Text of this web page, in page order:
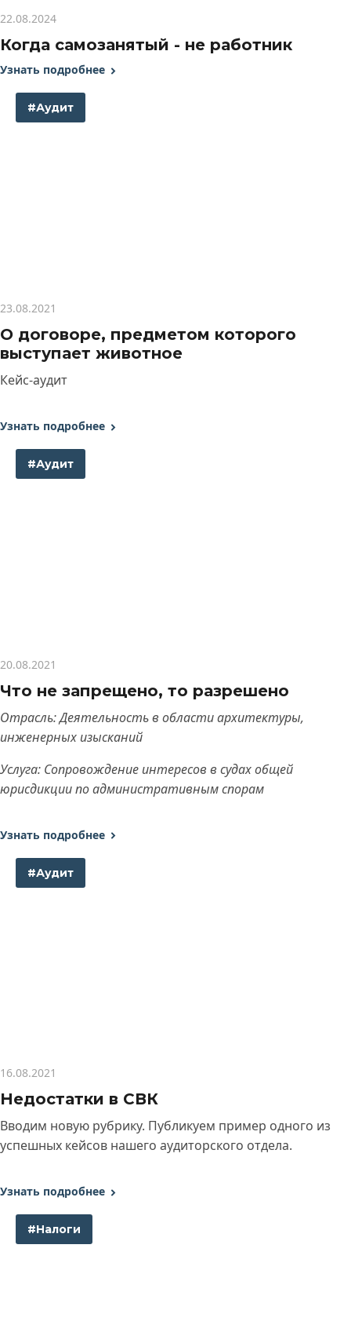
22.08.2024
Когда самозанятый - не работник
Узнать подробнее
#Аудит
23.08.2021
О договоре, предметом которого
выступает животное
Кейс-аудит
Узнать подробнее
#Аудит
20.08.2021
Что не запрещено, то разрешено
Отрасль: Деятельность в области архитектуры,
инженерных изысканий
Услуга: Сопровождение интересов в судах общей
юрисдикции по административным спорам
Узнать подробнее
#Аудит
16.08.2021
Недостатки в СВК
Вводим новую рубрику. Публикуем пример одного из
успешных кейсов нашего аудиторского отдела.
Узнать подробнее
#Налоги